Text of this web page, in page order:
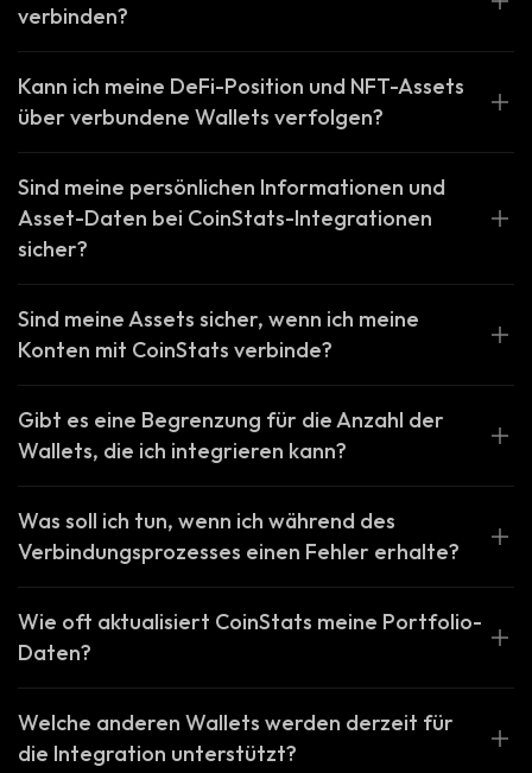
verbinden?
Kann ich meine DeFi-Position und NFT-Assets
über verbundene Wallets verfolgen?
Sind meine persönlichen Informationen und
Asset-Daten bei CoinStats-Integrationen
sicher?
Sind meine Assets sicher, wenn ich meine
Konten mit CoinStats verbinde?
Gibt es eine Begrenzung für die Anzahl der
Wallets, die ich integrieren kann?
Was soll ich tun, wenn ich während des
Verbindungsprozesses einen Fehler erhalte?
Wie oft aktualisiert CoinStats meine Portfolio-
Daten?
Welche anderen Wallets werden derzeit für
die Integration unterstützt?